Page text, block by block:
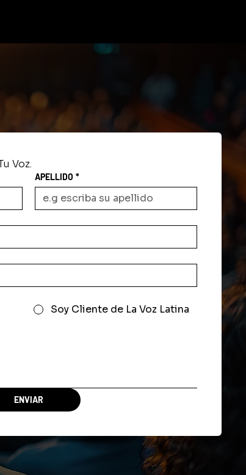
Voz.
APELLIDO *
Soy Cliente de La Voz Latina
ENVIAR